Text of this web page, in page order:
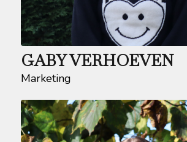
GABY VERHOEVEN
Marketing